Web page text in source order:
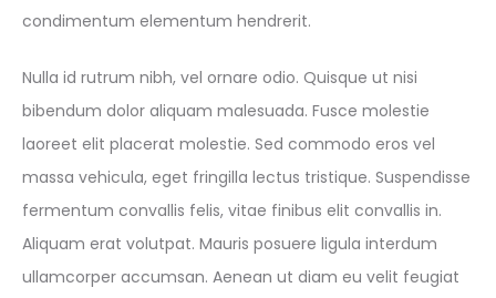
condimentum elementum hendrerit.
Nulla id rutrum nibh, vel ornare odio. Quisque ut nisi
bibendum dolor aliquam malesuada. Fusce molestie
laoreet elit placerat molestie. Sed commodo eros vel
massa vehicula, eget fringilla lectus tristique. Suspendisse
fermentum convallis felis, vitae finibus elit convallis in.
Aliquam erat volutpat. Mauris posuere ligula interdum
ullamcorper accumsan. Aenean ut diam eu velit feugiat